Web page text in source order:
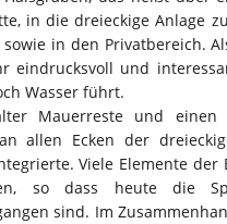
in die dreieckige Anlage
in den Privatbereich.
eindrucksvoll und
Wasser führt.
Mauerreste und einen
allen Ecken der
Viele Elemente der
so dass heute die
sind. Im